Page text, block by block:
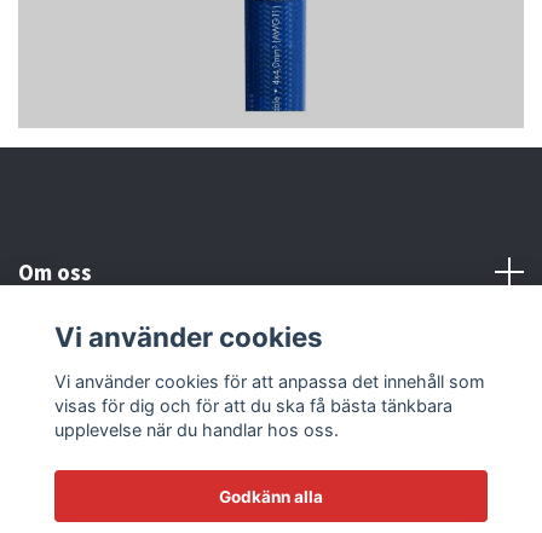
Om oss
Kundtjänst
Läs mer
Vi använder cookies
Vi använder cookies för att anpassa det innehåll som
visas för dig och för att du ska få bästa tänkbara
upplevelse när du handlar hos oss.
Godkänn alla